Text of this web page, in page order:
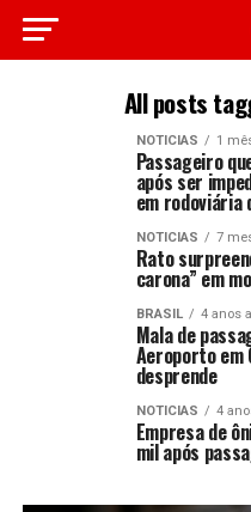
All posts
NOTICIAS 1
Passageiro
após ser
em rodoviária
NOTICIAS 7
Rato
carona” em
BRASIL 4 anos
Mala de
Aeroporto em
desprende
NOTICIAS 4
Empresa de
mil após